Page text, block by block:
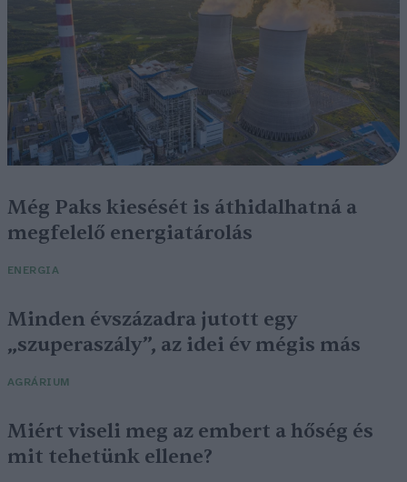
Még Paks kiesését is áthidalhatná a
megfelelő energiatárolás
ENERGIA
Minden évszázadra jutott egy
„szuperaszály”, az idei év mégis más
AGRÁRIUM
Miért viseli meg az embert a hőség és
mit tehetünk ellene?